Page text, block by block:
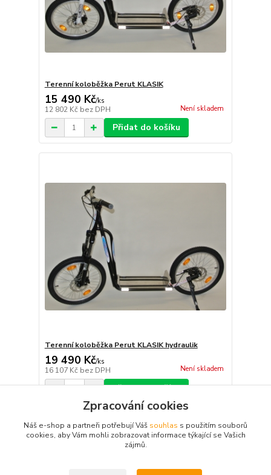
Terenní koloběžka Perut KLASIK
15 490 Kč/ks
12 802 Kč bez DPH Není skladem
Přidat do košíku
Terenní koloběžka Perut KLASIK hydraulik
19 490 Kč/ks
16 107 Kč bez DPH Není skladem
Přidat do košíku
strana z 1
Zpracování cookies
Náš e-shop a partneři potřebují Váš souhlas s použitím souborů
cookies, aby Vám mohli zobrazovat informace týkající se Vašich
zájmů.